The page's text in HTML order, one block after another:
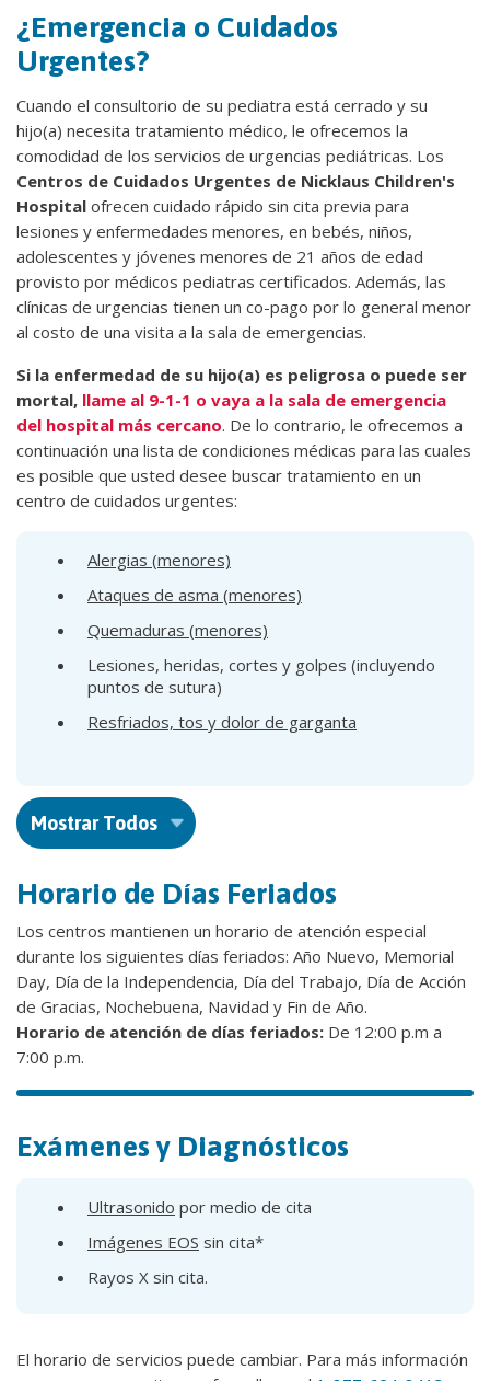
¿Emergencia o Cuidados
Urgentes?
Cuando el consultorio de su pediatra está cerrado y su
hijo(a) necesita tratamiento médico, le ofrecemos la
comodidad de los servicios de urgencias pediátricas. Los
Centros de Cuidados Urgentes de Nicklaus Children's
Hospital ofrecen cuidado rápido sin cita previa para
lesiones y enfermedades menores, en bebés, niños,
adolescentes y jóvenes menores de 21 años de edad
provisto por médicos pediatras certificados. Además, las
clínicas de urgencias tienen un co-pago por lo general menor
al costo de una visita a la sala de emergencias.
Si la enfermedad de su hijo(a) es peligrosa o puede ser
mortal, llame al 9-1-1 o vaya a la sala de emergencia
del hospital más cercano. De lo contrario, le ofrecemos a
continuación una lista de condiciones médicas para las cuales
es posible que usted desee buscar tratamiento en un
centro de cuidados urgentes:
Alergias (menores)
Ataques de asma (menores)
Quemaduras (menores)
Lesiones, heridas, cortes y golpes (incluyendo
puntos de sutura)
Resfriados, tos y dolor de garganta
Mostrar Todos
Horario de Días Feriados
Los centros mantienen un horario de atención especial
durante los siguientes días feriados: Año Nuevo, Memorial
Day, Día de la Independencia, Día del Trabajo, Día de Acción
de Gracias, Nochebuena, Navidad y Fin de Año.
Horario de atención de días feriados: De 12:00 p.m a
7:00 p.m.
Exámenes y Diagnósticos
Ultrasonido por medio de cita
Imágenes EOS sin cita*
Rayos X sin cita.
El horario de servicios puede cambiar. Para más información